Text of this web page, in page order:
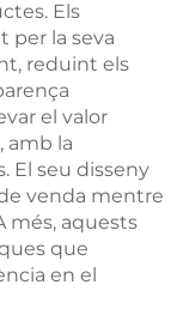
Els
per la seva
reduint els
el valor
amb la
El seu disseny
venda mentre
més, aquests
que
en el